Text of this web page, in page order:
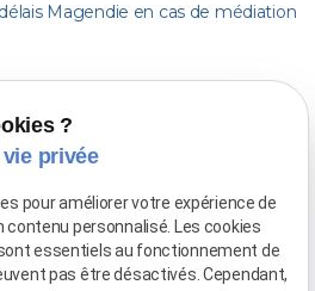
Magendie en cas de médiation
saisine, Quand peut on faire un
contester la compétence par un
?
privée
pour améliorer votre expérience de
personnalisé. Les cookies
essentiels au fonctionnement de
pas être désactivés. Cependant,